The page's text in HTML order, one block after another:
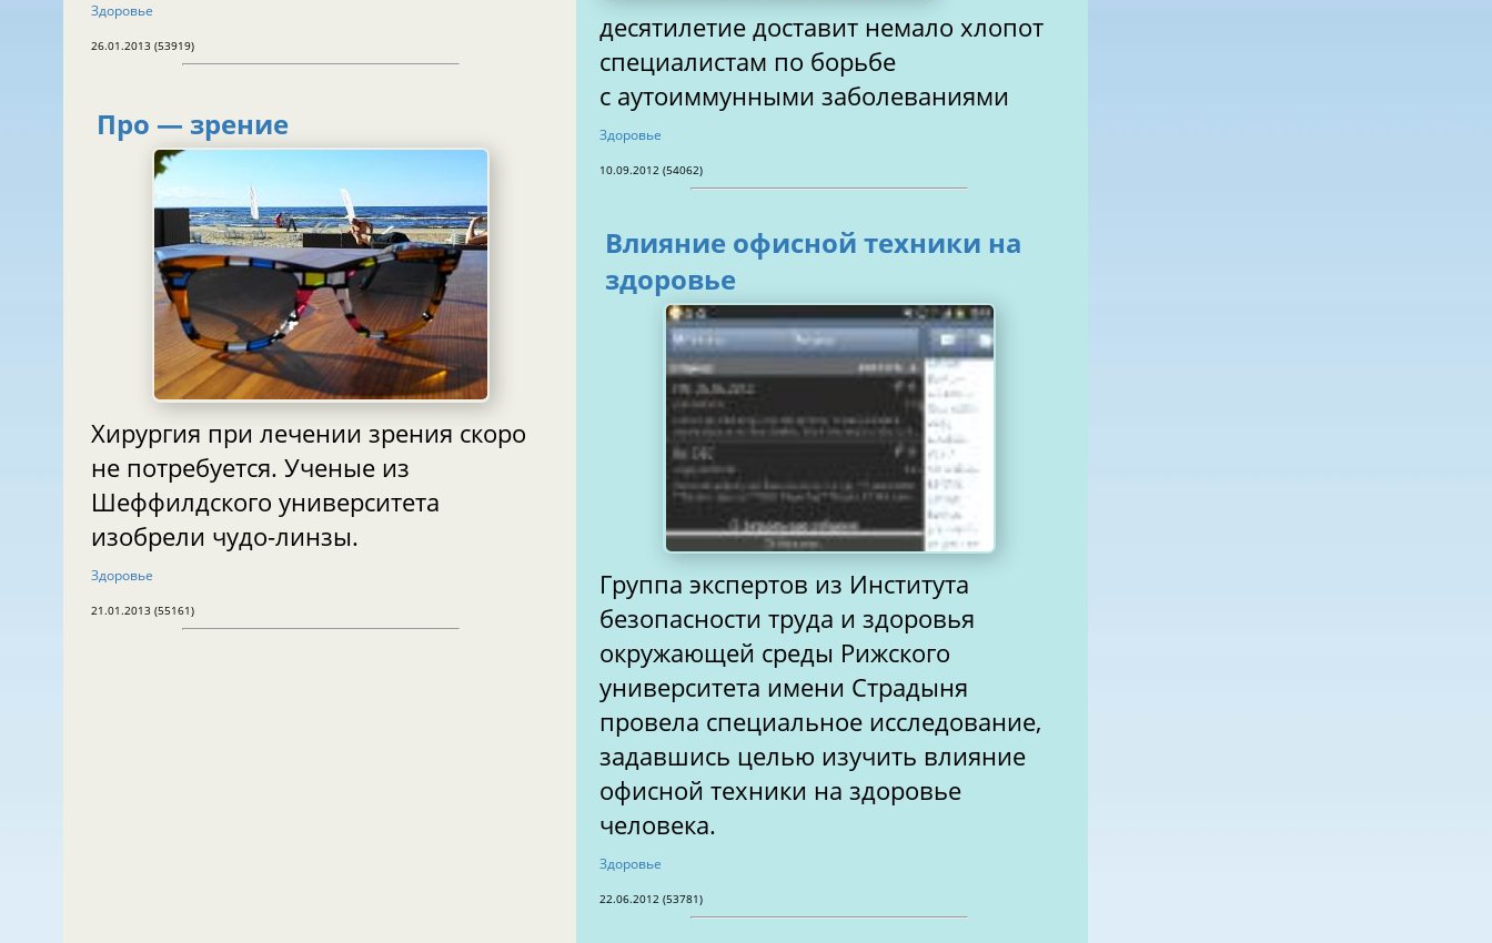
Здоровье
26.01.2013 (53919)
Про — зрение
Хирургия при лечении зрения скоро
не потребуется. Ученые из
Шеффилдского университета
изобрели чудо-линзы.
Здоровье
21.01.2013 (55161)
десятилетие доставит немало хлопот
специалистам по борьбе
с аутоиммунными заболеваниями
Здоровье
10.09.2012 (54062)
Влияние офисной техники на
здоровье
Группа экспертов из Института
безопасности труда и здоровья
окружающей среды Рижского
университета имени Страдыня
провела специальное исследование,
задавшись целью изучить влияние
офисной техники на здоровье
человека.
Здоровье
22.06.2012 (53781)